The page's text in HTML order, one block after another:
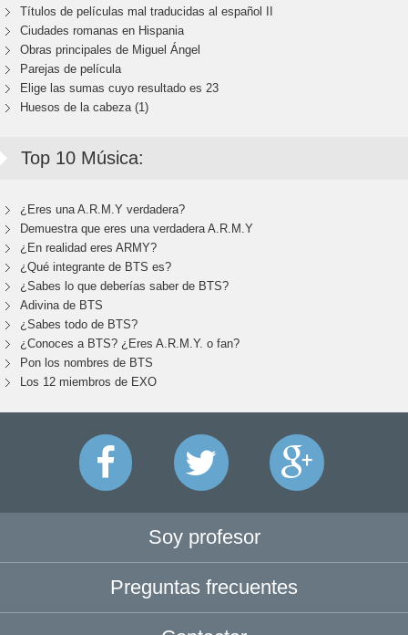
Títulos de películas mal traducidas al español II
Ciudades romanas en Hispania
Obras principales de Miguel Ángel
Parejas de película
Elige las sumas cuyo resultado es 23
Huesos de la cabeza (1)
Top 10 Música:
¿Eres una A.R.M.Y verdadera?
Demuestra que eres una verdadera A.R.M.Y
¿En realidad eres ARMY?
¿Qué integrante de BTS es?
¿Sabes lo que deberías saber de BTS?
Adivina de BTS
¿Sabes todo de BTS?
¿Conoces a BTS? ¿Eres A.R.M.Y. o fan?
Pon los nombres de BTS
Los 12 miembros de EXO
Soy profesor
Preguntas frecuentes